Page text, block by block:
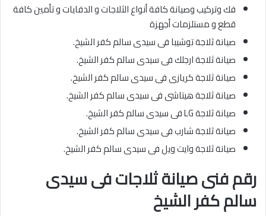
فك وتركيب وصيانة كافة أنواع الثلاجات و الدفايات و تأمين كافة
قطع و مستلزمات أجهزة
صيانة ثلاجة توشيبا فى سيدى سالم كفر الشيخ.
صيانة ثلاجة ارجلك فى سيدى سالم كفر الشيخ.
صيانة ثلاجة كريازى فى سيدى سالم كفر الشيخ.
صيانة ثلاجة هيتاشى فى سيدى سالم كفر الشيخ.
صيانة ثلاجة LG فى سيدى سالم كفر الشيخ.
صيانة ثلاجة شارب فى سيدى سالم كفر الشيخ.
صيانة ثلاجة وايت ويل فى سيدى سالم كفر الشيخ.
رقم فنى صيانة ثلاجات فى سيدى
سالم كفر الشيخ